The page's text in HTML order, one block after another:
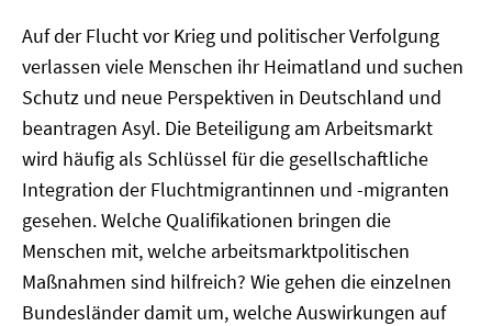
Auf der Flucht vor Krieg und politischer Verfolgung
verlassen viele Menschen ihr Heimatland und suchen
Schutz und neue Perspektiven in Deutschland und
beantragen Asyl. Die Beteiligung am Arbeitsmarkt
wird häufig als Schlüssel für die gesellschaftliche
Integration der Fluchtmigrantinnen und -migranten
gesehen. Welche Qualifikationen bringen die
Menschen mit, welche arbeitsmarktpolitischen
Maßnahmen sind hilfreich? Wie gehen die einzelnen
Bundesländer damit um, welche Auswirkungen auf